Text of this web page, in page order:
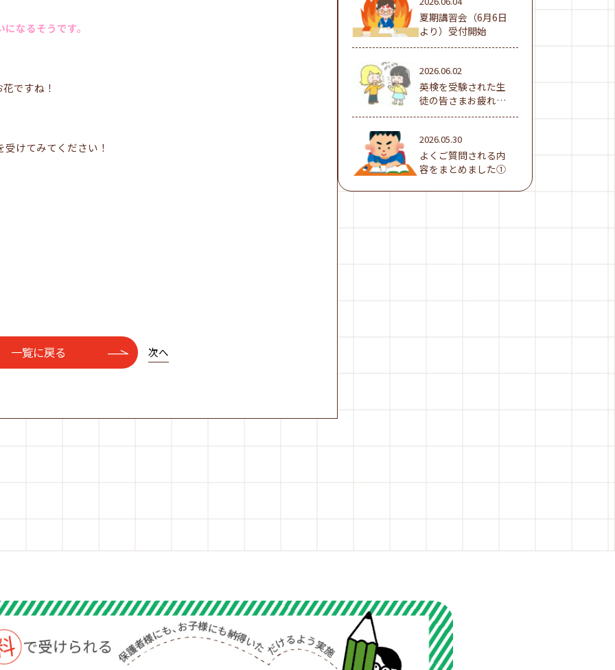
なるそうです。
ですね！
けてみてください！
一覧に戻る 次へ
夏期講習会（6月6日
より）受付開始
2026.06.02
英検を受験された生
徒の皆さまお疲れ様
でした！
2026.05.30
よくご質問される内
容をまとめました①